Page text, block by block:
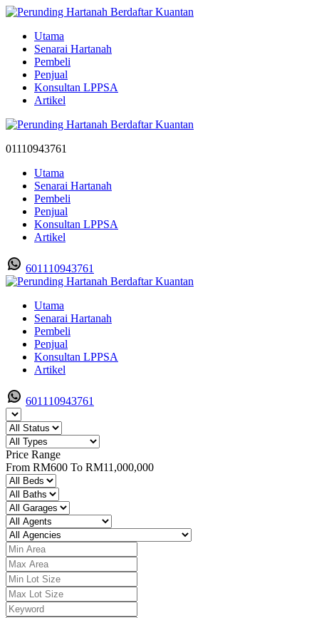
Utama
Senarai Hartanah
Pembeli
Penjual
Konsultan LPPSA
Artikel
01110943761
Utama
Senarai Hartanah
Pembeli
Penjual
Konsultan LPPSA
Artikel
601110943761
Utama
Senarai Hartanah
Pembeli
Penjual
Konsultan LPPSA
Artikel
601110943761
Price Range
From RM600 To RM11,000,000